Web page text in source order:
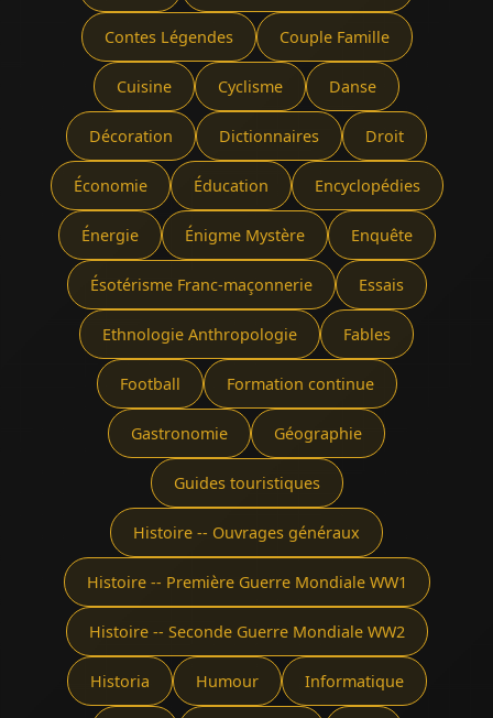
Contes Légendes Couple Famille
Cuisine Cyclisme Danse
Décoration Dictionnaires Droit
Économie Éducation Encyclopédies
Énergie Énigme Mystère Enquête
Ésotérisme Franc-maçonnerie Essais
Ethnologie Anthropologie Fables
Football Formation continue
Gastronomie Géographie
Guides touristiques
Histoire -- Ouvrages généraux
Histoire -- Première Guerre Mondiale WW1
Histoire -- Seconde Guerre Mondiale WW2
Historia Humour Informatique